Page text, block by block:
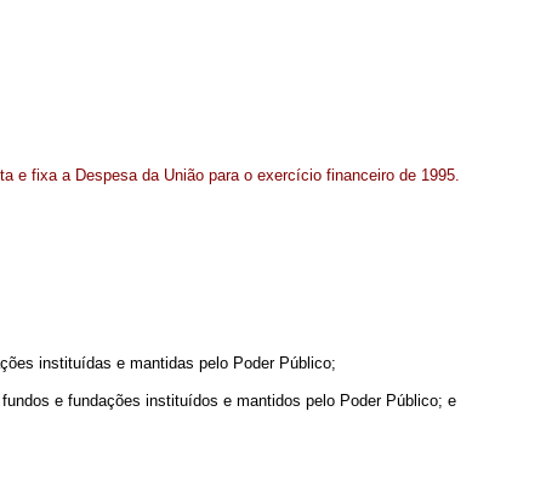
e fixa a Despesa da União para o exercício financeiro de 1995.
instituídas e mantidas pelo Poder Público;
e fundações instituídos e mantidos pelo Poder Público; e